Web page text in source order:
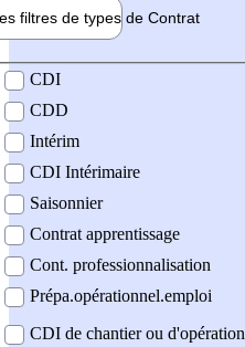
filtres de types de Contrat
contrat
CDI
CDD
Intérim
CDI Intérimaire
Saisonnier
Contrat apprentissage
Cont. professionnalisation
Prépa.opérationnel.emploi
CDI de chantier ou d'opération